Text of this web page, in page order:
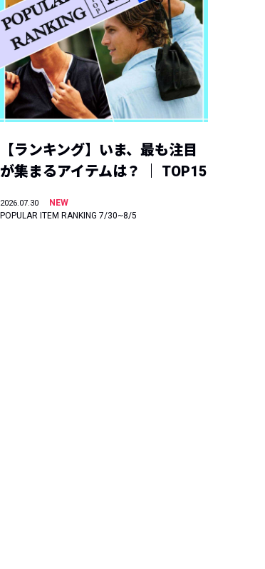
【ランキング】いま、最も注目
が集まるアイテムは？ ｜ TOP15
2026.07.30
NEW
POPULAR ITEM RANKING 7/30~8/5